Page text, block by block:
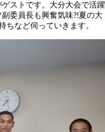
ストです。大分大会で活躍
委員長も興奮気味?!夏の大
ちなど伺っていきます。